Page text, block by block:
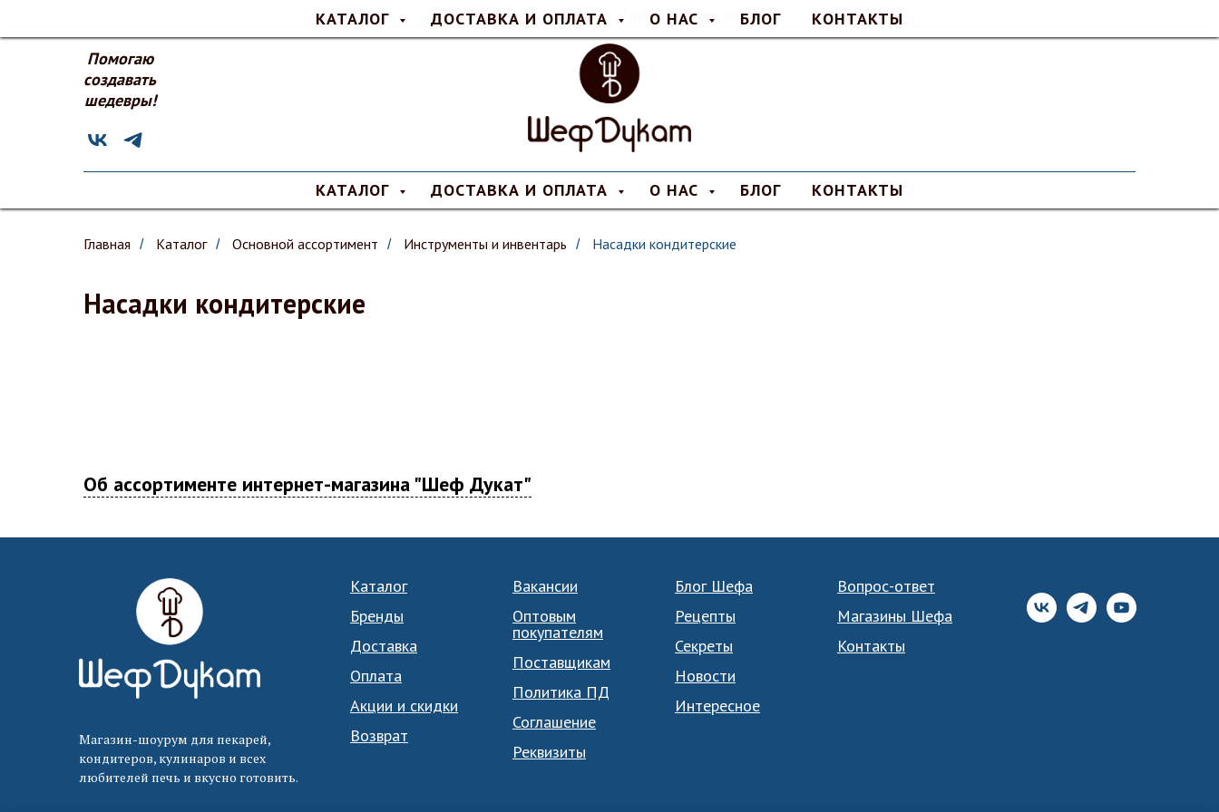
Доставка Оплата Вопрос-ответ
Помогаю
создавать
шедевры!
КАТАЛОГ ДОСТАВКА И ОПЛАТА О НАС БЛОГ КОНТАКТЫ
КАТАЛОГ ДОСТАВКА И ОПЛАТА О НАС БЛОГ КОНТАКТЫ
Главная / Каталог / Основной ассортимент / Инструменты и инвентарь / Насадки кондитерские
Насадки кондитерские
Об ассортименте интернет-магазина "Шеф Дукат"
Магазин-шоурум для пекарей,
кондитеров, кулинаров и всех
любителей печь и вкусно готовить.
Каталог
Бренды
Доставка
Оплата
Акции и скидки
Возврат
Вакансии
Оптовым
покупателям
Поставщикам
Политика ПД
Соглашение
Реквизиты
Блог Шефа
Рецепты
Секреты
Новости
Интересное
Вопрос-ответ
Магазины Шефа
Контакты